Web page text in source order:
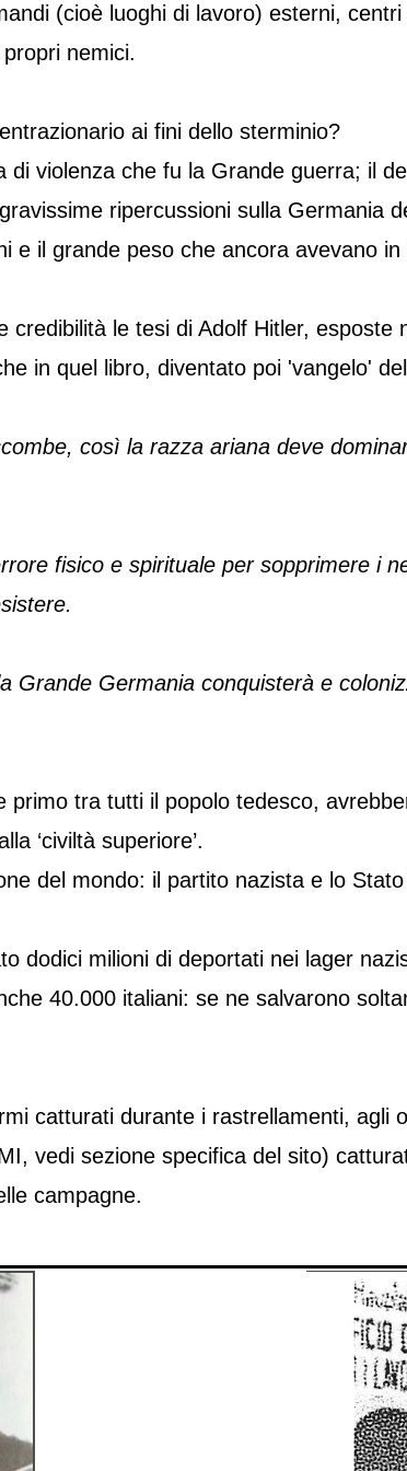
(cioè luoghi di lavoro) esterni,
nemici.
ai fini dello sterminio?
violenza che fu la Grande guerra; il
ripercussioni sulla Germania
il grande peso che ancora avevano
le tesi di Adolf Hitler, esposte
in quel libro, diventato poi 'vangelo'
così la razza ariana deve
fisico e spirituale per sopprimere i
Germania conquisterà e
primo tra tutti il popolo tedesco,
‘civiltà superiore’.
del mondo: il partito nazista e lo
dodici milioni di deportati nei lager
40.000 italiani: se ne salvarono
catturati durante i rastrellamenti, agli
vedi sezione specifica del sito)
campagne.